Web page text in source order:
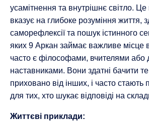
усамітнення та внутрішнє світло. Це
вказує на глибоке розуміння життя,
саморефлексії та пошук істинного
яких 9 Аркан займає важливе місце
часто є філософами, вчителями або
наставниками. Вони здатні бачити
приховано від інших, і часто стають
для тих, хто шукає відповіді на
Життєві приклади: